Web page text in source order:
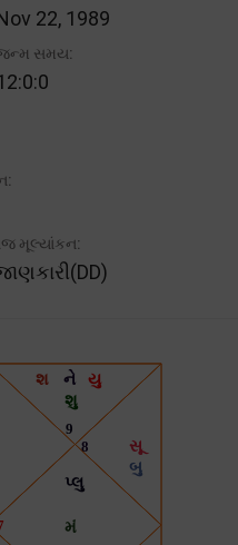
22, 1989
સમય:
મૂલ્યાંકન: